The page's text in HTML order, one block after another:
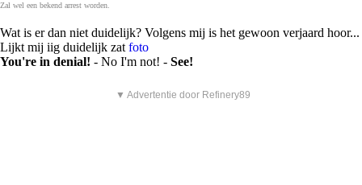
Zal wel een bekend arrest worden.
Wat is er dan niet duidelijk? Volgens mij is het gewoon verjaard hoor...
Lijkt mij iig duidelijk zat foto
You're in denial! - No I'm not! - See!
▼ Advertentie door Refinery89